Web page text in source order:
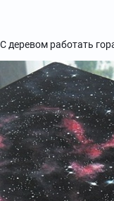
облаков
работать